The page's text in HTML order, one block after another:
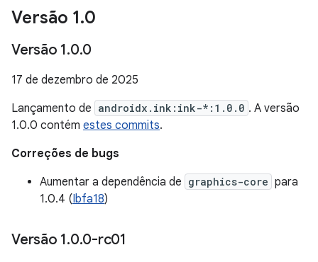
Versão 1.0
Versão 1.0.0
17 de dezembro de 2025
Lançamento de androidx.ink:ink-*:1.0.0 . A versão
1.0.0 contém estes commits.
Correções de bugs
Aumentar a dependência de graphics-core para
1.0.4 (Ibfa18)
Versão 1.0.0-rc01